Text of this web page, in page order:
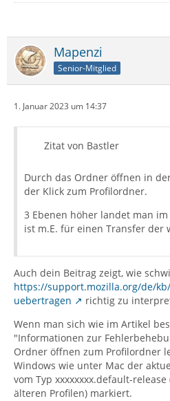
Mapenzi
Senior-Mitglied
1. Januar 2023 um 14:37
Zitat von Bastler
Durch das Ordner öffnen in
der Klick zum Profilordner.
3 Ebenen höher landet man
ist m.E. für einen Transfer der
Auch dein Beitrag zeigt, wie
https://support.mozilla.org/de/
uebertragen
richtig zu
Wenn man sich wie im Artikel
"Informationen zur
Ordner öffnen zum Profilordner
Windows wie unter Mac der
vom Typ xxxxxxxx.default-
älteren Profilen) markiert.